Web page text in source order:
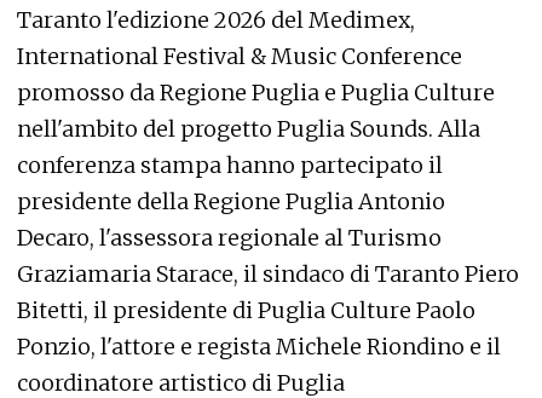
Taranto l'edizione 2026 del Medimex,
International Festival & Music Conference
promosso da Regione Puglia e Puglia Culture
nell'ambito del progetto Puglia Sounds. Alla
conferenza stampa hanno partecipato il
presidente della Regione Puglia Antonio
Decaro, l'assessora regionale al Turismo
Graziamaria Starace, il sindaco di Taranto Piero
Bitetti, il presidente di Puglia Culture Paolo
Ponzio, l'attore e regista Michele Riondino e il
coordinatore artistico di Puglia